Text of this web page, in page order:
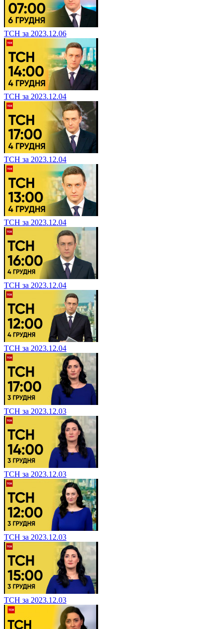
ТСН за 2023.12.06
ТСН за 2023.12.04
ТСН за 2023.12.04
ТСН за 2023.12.04
ТСН за 2023.12.04
ТСН за 2023.12.04
ТСН за 2023.12.03
ТСН за 2023.12.03
ТСН за 2023.12.03
ТСН за 2023.12.03